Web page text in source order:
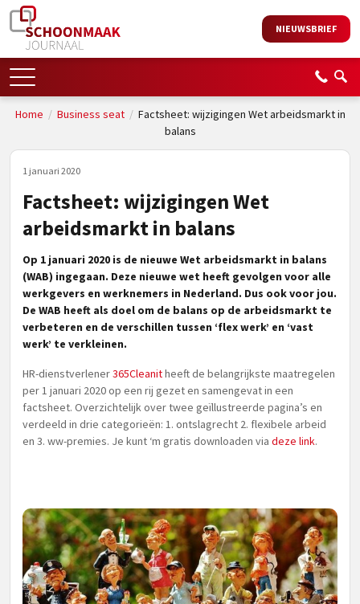
NIEUWSBRIEF
Home / Business seat/ Factsheet: wijzigingen Wet arbeidsmarkt in
balans
1 januari 2020
Factsheet: wijzigingen Wet
arbeidsmarkt in balans
Op 1 januari 2020 is de nieuwe Wet arbeidsmarkt in balans
(WAB) ingegaan. Deze nieuwe wet heeft gevolgen voor alle
werkgevers en werknemers in Nederland. Dus ook voor jou.
De WAB heeft als doel om de balans op de arbeidsmarkt te
verbeteren en de verschillen tussen ‘flex werk’ en ‘vast
werk’ te verkleinen.
HR-dienstverlener365Cleanitheeft de belangrijkste maatregelen
per 1 januari 2020 op een rij gezet en samengevat in een
factsheet. Overzichtelijk over twee geïllustreerde pagina’s en
verdeeld in drie categorieën: 1. ontslagrecht 2. flexibele arbeid
en 3. ww-premies. Je kunt ‘m gratis downloaden via deze link.